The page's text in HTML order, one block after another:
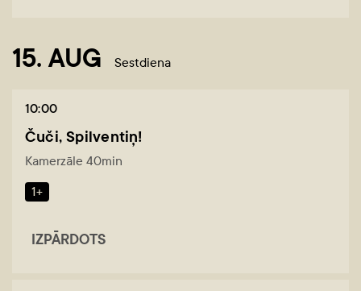
15. AUG Sestdiena
10:00
Čuči, Spilventiņ!
Kamerzāle 40min
1+
IZPĀRDOTS